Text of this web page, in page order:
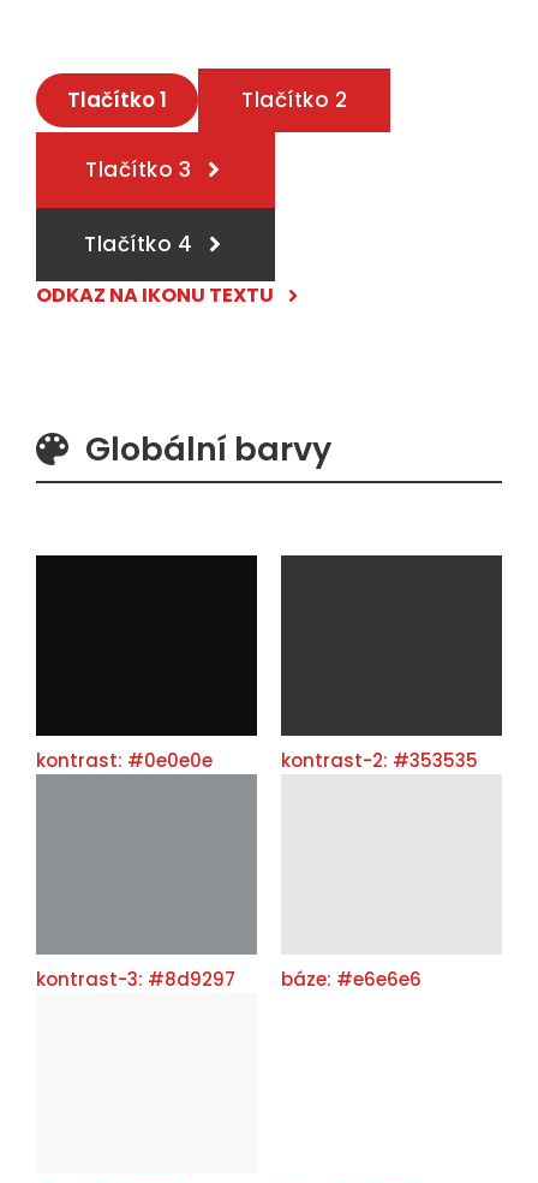
Tlačítko 1 Tlačítko 2
Tlačítko 3
Tlačítko 4
ODKAZ NA IKONU TEXTU
Globální barvy
kontrast: #0e0e0e kontrast-2: #353535
kontrast-3: #8d9297 báze: #e6e6e6